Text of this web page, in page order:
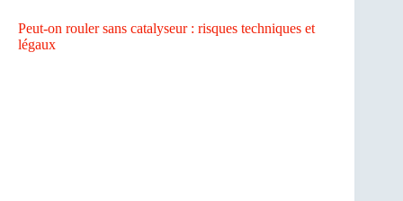
Peut-on rouler sans catalyseur : risques techniques et
légaux